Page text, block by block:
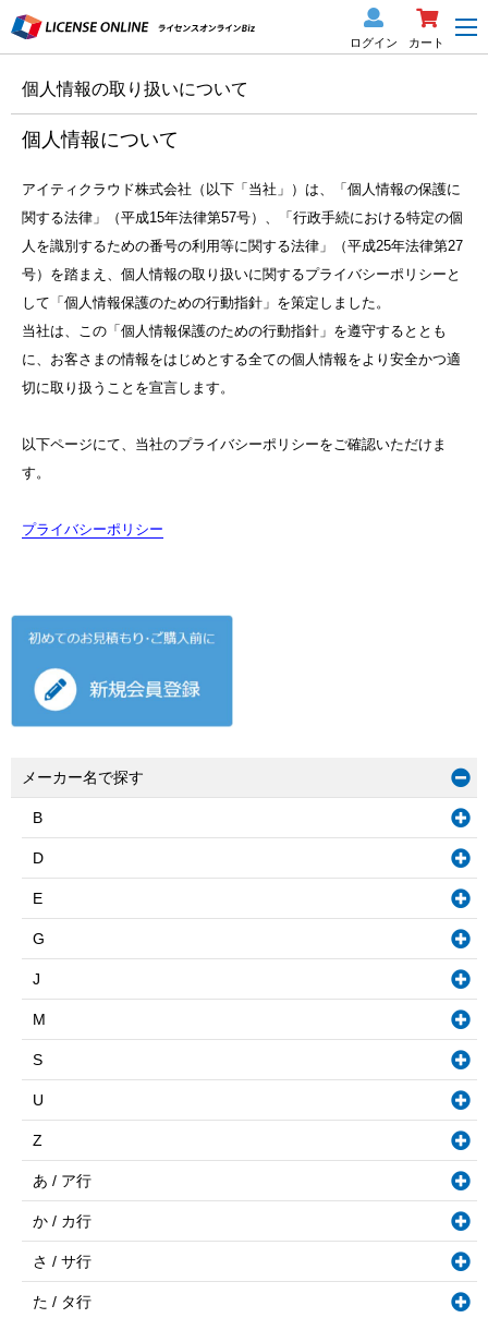
ログイン カート
個人情報の取り扱いについて
個人情報について
アイティクラウド株式会社（以下「当社」）は、「個人情報の保護に
関する法律」（平成15年法律第57号）、「行政手続における特定の個
人を識別するための番号の利用等に関する法律」（平成25年法律第27
号）を踏まえ、個人情報の取り扱いに関するプライバシーポリシーと
して「個人情報保護のための行動指針」を策定しました。
当社は、この「個人情報保護のための行動指針」を遵守するととも
に、お客さまの情報をはじめとする全ての個人情報をより安全かつ適
切に取り扱うことを宣言します。
以下ページにて、当社のプライバシーポリシーをご確認いただけま
す。
プライバシーポリシー
メーカー名で探す
B
D
E
G
J
M
S
U
Z
あ / ア行
か / カ行
さ / サ行
た / タ行